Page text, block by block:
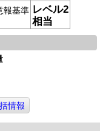
報基準 レベル2
相当
情報